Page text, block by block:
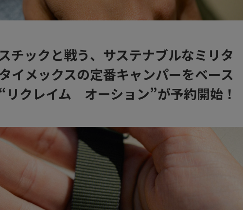
チックと戦う、サステナブルなミリタ
イメックスの定番キャンパーをベース
リクレイム オーション”が予約開始！